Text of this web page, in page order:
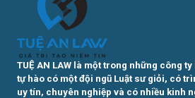
TUỆ AN LAW là một trong những công
tự hào có một đội ngũ Luật sư giỏi, có
uy tín, chuyên nghiệp và có nhiều kinh